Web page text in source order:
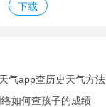
下载
气app查历史天气方法
如何查孩子的成绩